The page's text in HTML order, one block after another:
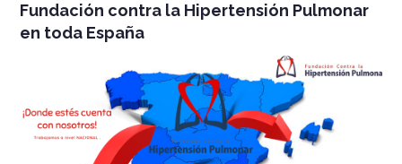
Fundación contra la Hipertensión Pulmonar
en toda España